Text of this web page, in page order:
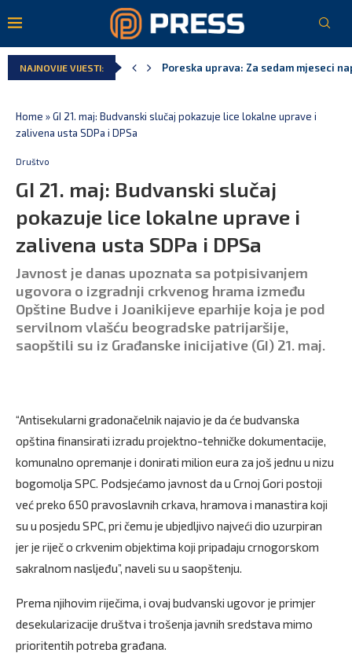
NAJNOVIJE VIJESTI:
Poreska uprava: Za sedam mjeseci
Home »GI 21. maj: Budvanski slučaj pokazuje lice lokalne uprave i
zalivena usta SDPa i DPSa
Društvo
GI 21. maj: Budvanski slučaj
pokazuje lice lokalne uprave i
zalivena usta SDPa i DPSa
Javnost je danas upoznata sa potpisivanjem
ugovora o izgradnji crkvenog hrama između
Opštine Budve i Joanikijeve eparhije koja je pod
servilnom vlašću beogradske patrijaršije,
saopštili su iz Građanske inicijative (GI) 21. maj.
“Antisekularni gradonačelnik najavio je da će budvanska
opština finansirati izradu projektno-tehničke dokumentacije,
komunalno opremanje i donirati milion eura za još jednu u nizu
bogomolja SPC. Podsjećamo javnost da u Crnoj Gori postoji
već preko 650 pravoslavnih crkava, hramova i manastira koji
su u posjedu SPC, pri čemu je ubjedljivo najveći dio uzurpiran
jer je riječ o crkvenim objektima koji pripadaju crnogorskom
sakralnom nasljeđu”, naveli su u saopštenju.
Prema njihovim riječima, i ovaj budvanski ugovor je primjer
desekularizacije društva i trošenja javnih sredstava mimo
prioritentih potreba građana.